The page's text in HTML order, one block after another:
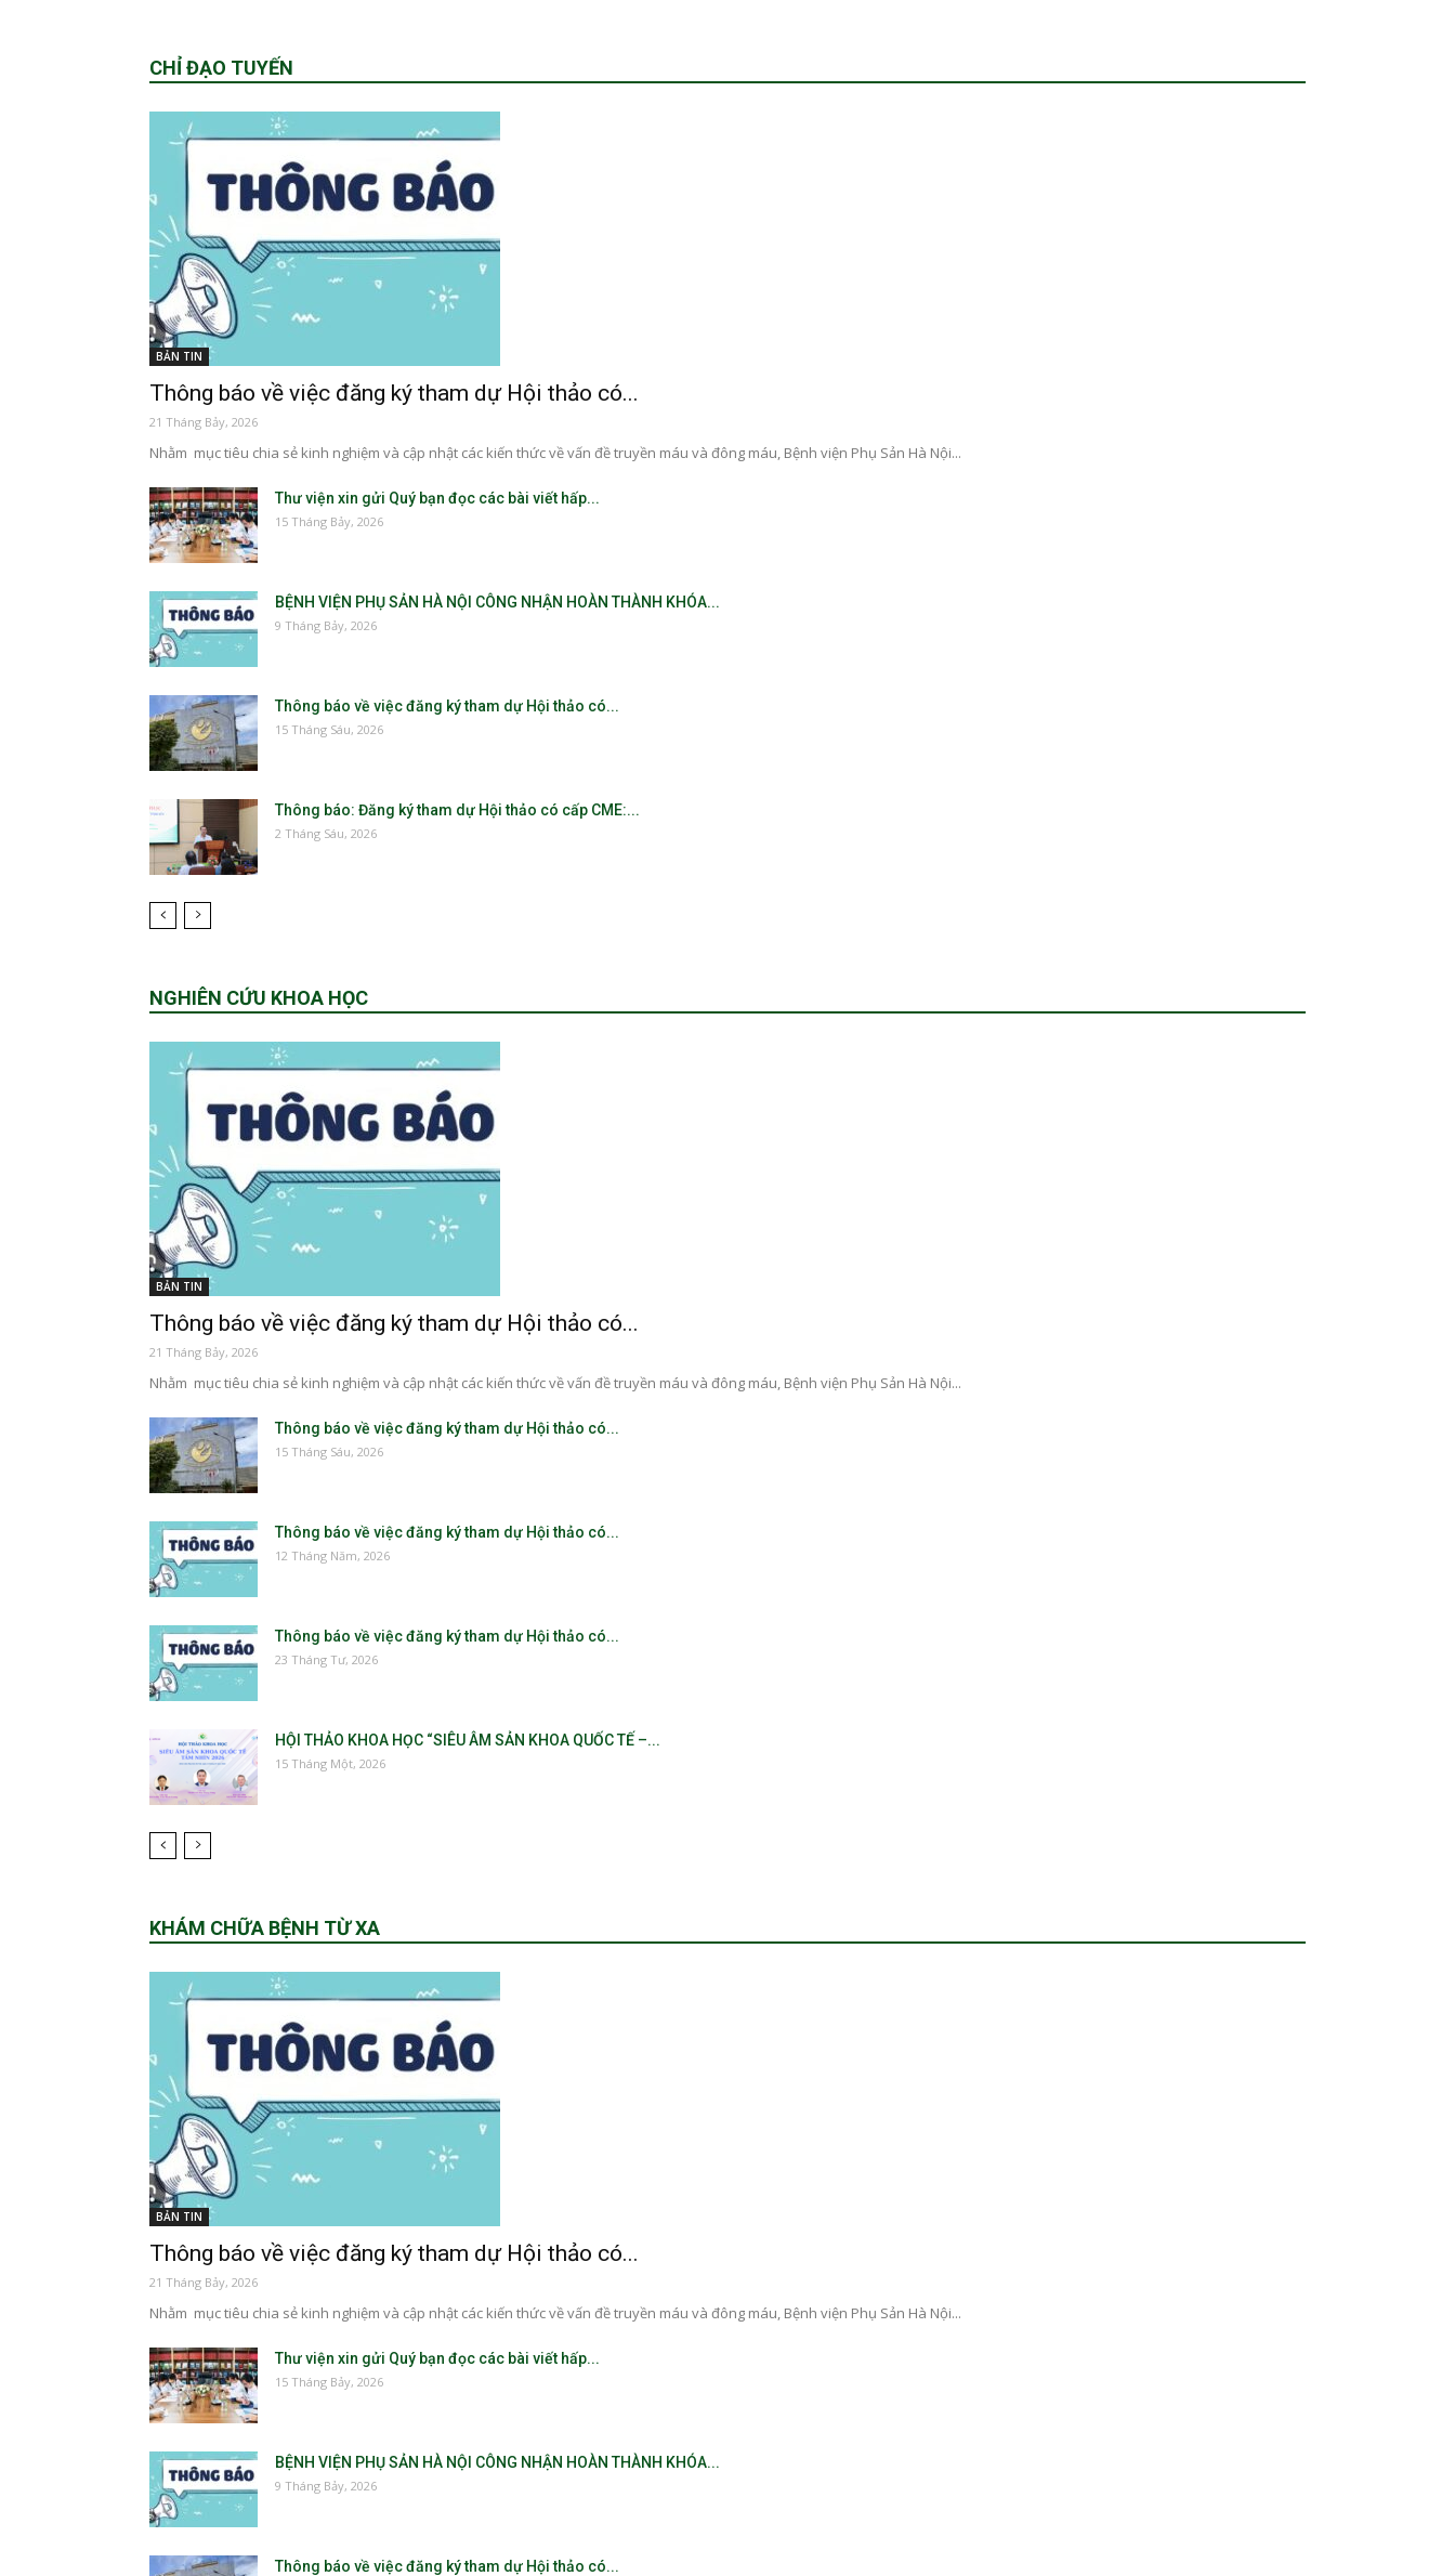
CHỈ ĐẠO TUYẾN
BẢN TIN
Thông báo về việc đăng ký tham dự Hội thảo có...
21 Tháng Bảy, 2026
Nhằm mục tiêu chia sẻ kinh nghiệm và cập nhật các kiến thức về vấn đề truyền máu và đông máu, Bệnh viện Phụ Sản Hà Nội...
Thư viện xin gửi Quý bạn đọc các bài viết hấp...
15 Tháng Bảy, 2026
BỆNH VIỆN PHỤ SẢN HÀ NỘI CÔNG NHẬN HOÀN THÀNH KHÓA...
9 Tháng Bảy, 2026
Thông báo về việc đăng ký tham dự Hội thảo có...
15 Tháng Sáu, 2026
Thông báo: Đăng ký tham dự Hội thảo có cấp CME:...
2 Tháng Sáu, 2026
NGHIÊN CỨU KHOA HỌC
BẢN TIN
Thông báo về việc đăng ký tham dự Hội thảo có...
21 Tháng Bảy, 2026
Nhằm mục tiêu chia sẻ kinh nghiệm và cập nhật các kiến thức về vấn đề truyền máu và đông máu, Bệnh viện Phụ Sản Hà Nội...
Thông báo về việc đăng ký tham dự Hội thảo có...
15 Tháng Sáu, 2026
Thông báo về việc đăng ký tham dự Hội thảo có...
12 Tháng Năm, 2026
Thông báo về việc đăng ký tham dự Hội thảo có...
23 Tháng Tư, 2026
HỘI THẢO KHOA HỌC “SIÊU ÂM SẢN KHOA QUỐC TẾ –...
15 Tháng Một, 2026
KHÁM CHỮA BỆNH TỪ XA
BẢN TIN
Thông báo về việc đăng ký tham dự Hội thảo có...
21 Tháng Bảy, 2026
Nhằm mục tiêu chia sẻ kinh nghiệm và cập nhật các kiến thức về vấn đề truyền máu và đông máu, Bệnh viện Phụ Sản Hà Nội...
Thư viện xin gửi Quý bạn đọc các bài viết hấp...
15 Tháng Bảy, 2026
BỆNH VIỆN PHỤ SẢN HÀ NỘI CÔNG NHẬN HOÀN THÀNH KHÓA...
9 Tháng Bảy, 2026
Thông báo về việc đăng ký tham dự Hội thảo có...